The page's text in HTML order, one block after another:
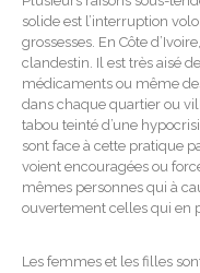
solide est l’interruption
grossesses. En Côte
clandestin. Il est très aisé
médicaments ou même
dans chaque quartier ou
tabou teinté d’une
sont face à cette pratique
voient encouragées ou
mêmes personnes qui à
ouvertement celles qui en
Les femmes et les filles